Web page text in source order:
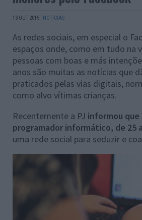
13 OUT 2015 · NOTÍCIAS
As redes sociais, em especial o
espaços onde, como em tudo na
pessoas com boas e más
anos são muitas as notícias que
praticados pelas vias digitais,
como alvo vítimas crianças.
Recentemente a PJ informou
programador informático, de 25
uma rede social para seduzir e